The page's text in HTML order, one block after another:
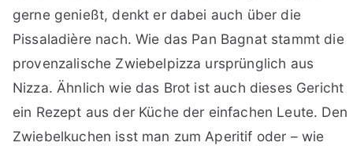
gerne genießt, denkt er dabei auch über die
Pissaladière nach. Wie das Pan Bagnat stammt die
provenzalische Zwiebelpizza ursprünglich aus
Nizza. Ähnlich wie das Brot ist auch dieses Gericht
ein Rezept aus der Küche der einfachen Leute. Den
Zwiebelkuchen isst man zum Aperitif oder – wie